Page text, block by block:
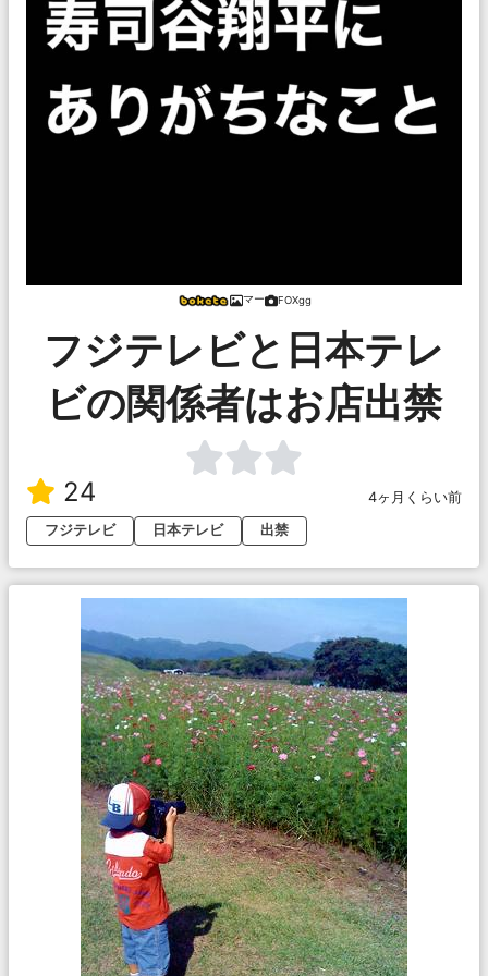
マー FOXgg
フジテレビと日本テレ
ビの関係者はお店出禁
24
4ヶ月くらい前
フジテレビ
日本テレビ 出禁